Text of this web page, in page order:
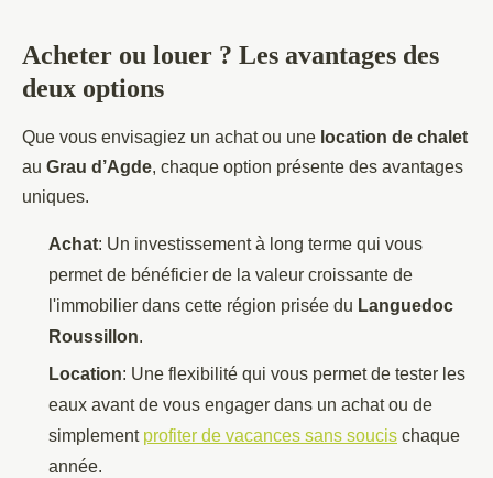
Acheter ou louer ? Les avantages des
deux options
Que vous envisagiez un achat ou une location de chalet
au Grau d’Agde, chaque option présente des avantages
uniques.
Achat: Un investissement à long terme qui vous
permet de bénéficier de la valeur croissante de
l'immobilier dans cette région prisée du Languedoc
Roussillon.
Location: Une flexibilité qui vous permet de tester les
eaux avant de vous engager dans un achat ou de
simplement profiter de vacances sans soucis chaque
année.